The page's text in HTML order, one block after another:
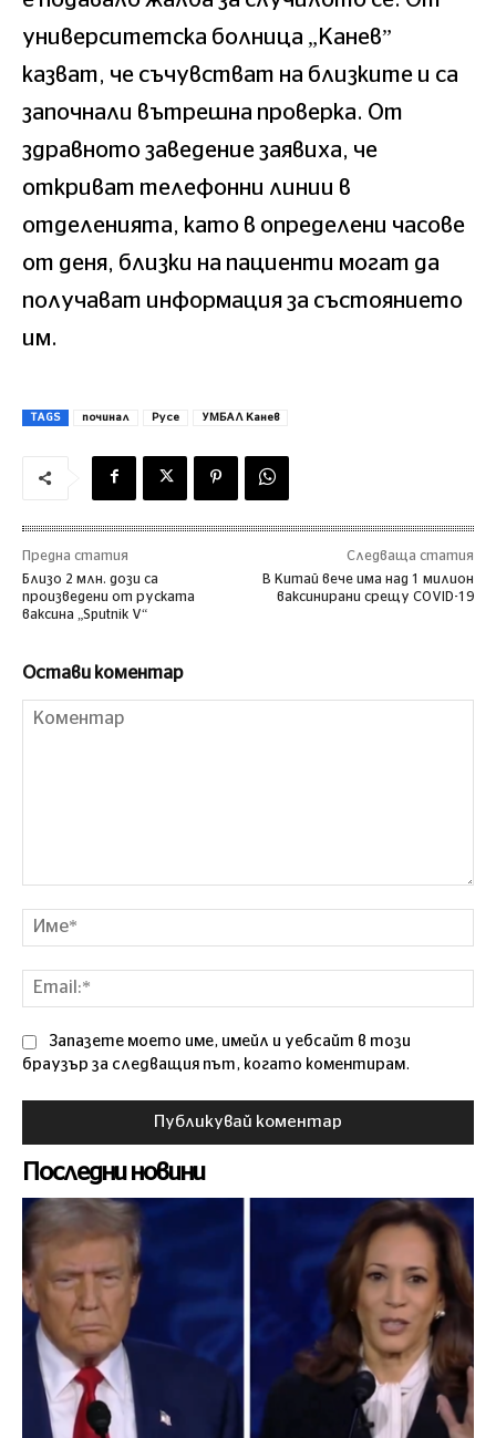
университетска болница „Канев”
казват, че съчувстват на близките и са
започнали вътрешна проверка. От
здравното заведение заявиха, че
откриват телефонни линии в
отделенията, като в определени часове
от деня, близки на пациенти могат да
получават информация за състоянието
им.
TAGS починал Русе УМБАЛ Канев
Предна статия
Близо 2 млн. дози са
произведени от руската
ваксина „Sputnik V“
Следваща статия
В Китай вече има над 1 милион
ваксинирани срещу COVID-19
Остави коментар
Запазете моето име, имейл и уебсайт в този
браузър за следващия път, когато коментирам.
Последни новини